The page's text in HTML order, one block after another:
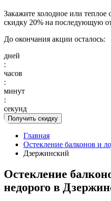
Закажите холодное или
скидку 20% на последующую
До окончания акции осталось:
дней
:
часов
:
минут
:
секунд
Получить скидку
Главная
Остекление балконов и
Дзержинский
Остекление
недорого в